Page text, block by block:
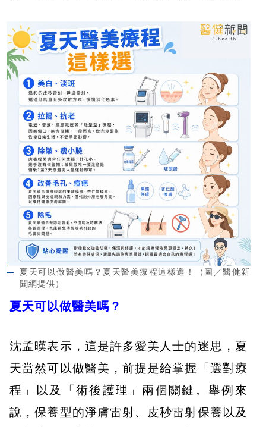
夏天可以做醫美嗎？夏天醫美療程這樣選！（圖／醫健新
聞網提供）
夏天可以做醫美嗎？
沈孟暵表示，這是許多愛美人士的迷思，夏
天當然可以做醫美，前提是給掌握「選對療
程」以及「術後護理」兩個關鍵。舉例來
說，保養型的淨膚雷射、皮秒雷射保養以及